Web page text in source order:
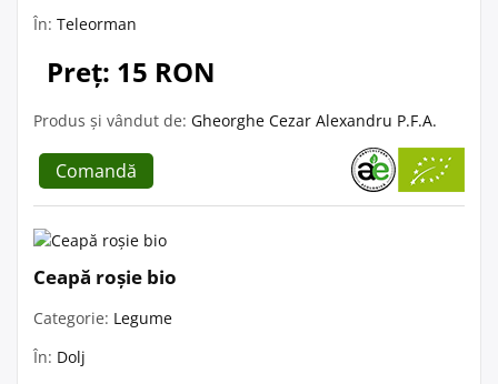
În: Teleorman
Preț: 15 RON
Produs și vândut de: Gheorghe Cezar Alexandru P.F.A.
Comandă
Ceapă roșie bio
Categorie: Legume
În: Dolj